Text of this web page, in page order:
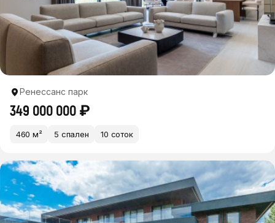
Ренессанс парк
349 000 000 ₽
460 м² 5 спален 10 соток